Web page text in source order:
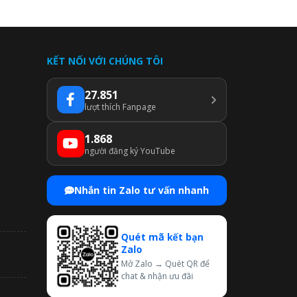
KẾT NỐI VỚI CHÚNG TÔI
27.851
lượt thích Fanpage
1.868
người đăng ký YouTube
Nhắn tin Zalo tư vấn nhanh
Quét mã kết bạn
Zalo
Mở Zalo → Quét QR để
chat & nhận ưu đãi